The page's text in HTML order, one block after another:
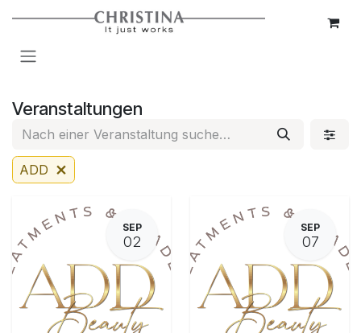
Zum Inhalt springen
Veranstaltungen
ADD
SEP
02
SEP
07